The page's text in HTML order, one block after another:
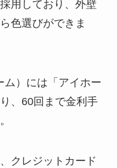
用しており、外壁
色選びができま
ム）には「アイホー
、60回まで金利手
クレジットカード